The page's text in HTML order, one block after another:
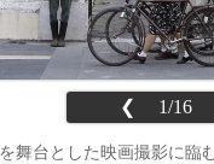
❮ 1/16
舞台とした映画撮影に臨